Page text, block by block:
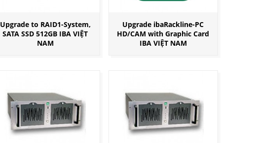
Upgrade to RAID1-System,
SATA SSD 512GB IBA VIỆT
NAM
Upgrade ibaRackline-PC
HD/CAM with Graphic Card
IBA VIỆT NAM